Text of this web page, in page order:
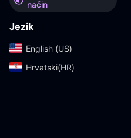
način
Jezik
English (US)‎
Hrvatski(HR)‎